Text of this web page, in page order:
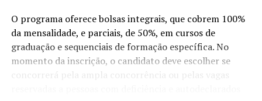
O programa oferece bolsas integrais, que cobrem 100%
da mensalidade, e parciais, de 50%, em cursos de
graduação e sequenciais de formação específica. No
momento da inscrição, o candidato deve escolher se
concorrerá pela ampla concorrência ou pelas vagas